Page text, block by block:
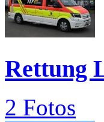
Rettung
2 Fotos